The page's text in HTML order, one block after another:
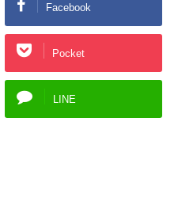
Facebook
Pocket
LINE